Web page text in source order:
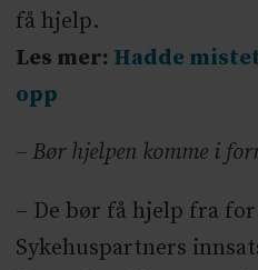
få hjelp.
Les mer: Hadde
opp
– Bør hjelpen komme i
– De bør få hjelp fra
Sykehuspartners